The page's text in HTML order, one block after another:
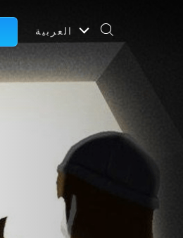
العربية